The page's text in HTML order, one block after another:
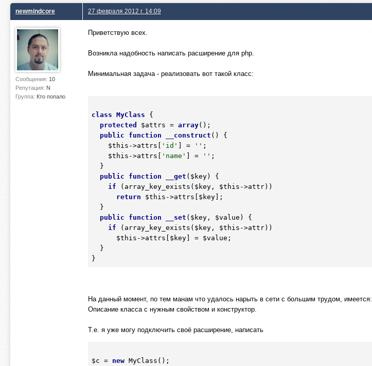
newmindcore
Сообщения: 10
Репутация: N
Группа: Кто попало
27 февраля 2012 г. 14:09
Приветствую всех.
Возникла надобность написать расширение для php.
Минимальная задача - реализовать вот такой класс:
class MyClass {
protected
$attrs = array();
public
function __construct ()
{
$this ->attrs[ 'id' ] = '' ;
$this ->attrs[ 'name' ] = '' ;
public
function __get ( $key)
{
if (array_key_exists( $key, $this ->attr))
return
$this ->attrs[ $key];
public
function __set ( $key, $value )
{
if (array_key_exists( $key, $this ->attr))
$this ->attrs[ $key] = $value ;
На данный момент, по тем манам что удалось нарыть в сети с большим трудом, имеется:
Описание класса с нужным свойством и конструктор.
Т.е. я уже могу подключить своё расширение, написать
$c = new MyClass();